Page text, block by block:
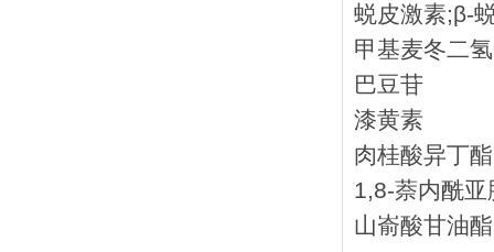
蜕皮激素;β-
甲基麦冬二
巴豆苷
漆黄素
肉桂酸异丁酯
1,8-萘内酰亚
山嵛酸甘油酯